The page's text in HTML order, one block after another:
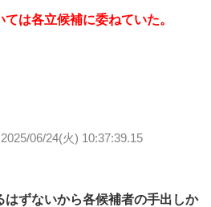
は各立候補に委ねていた。
2025/06/24(火) 10:37:39.15
はずないから各候補者の手出しか